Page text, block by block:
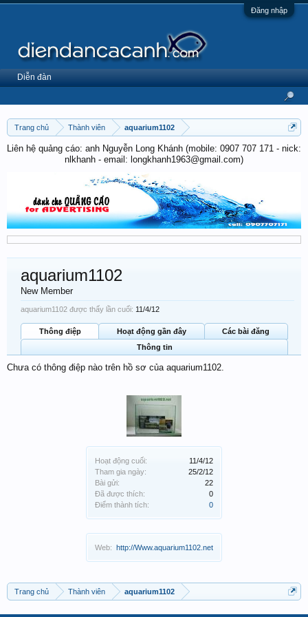
Đăng nhập
Trang chủ Thành viên aquarium1102
Liên hệ quảng cáo: anh Nguyễn Long Khánh (mobile: 0907 707 171 - nick:
nlkhanh - email: longkhanh1963@gmail.com)
Hoạt động cuối:
11/4/12
Tham gia ngày:
25/2/12
Bài gửi:
22
Đã được thích:
0
Điểm thành tích:
0
Web: http://Www.aquarium1102.net
aquarium1102
New Member
aquarium1102 được thấy lần cuối: 11/4/12
Thông điệp Hoạt động gần đây
Các bài đăng
Thông tin
Chưa có thông điệp nào trên hồ sơ của aquarium1102.
Trang chủ Thành viên aquarium1102
Diễn đàn